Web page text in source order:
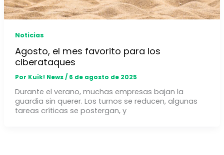
Noticias
Agosto, el mes favorito para los
ciberataques
Por Kuik! News/ 6 de agosto de 2025
Durante el verano, muchas empresas bajan la
guardia sin querer. Los turnos se reducen, algunas
tareas críticas se postergan, y